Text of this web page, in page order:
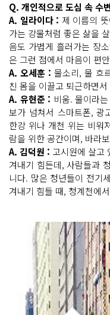
Q. 개인적으로 도심 속 수
A. 일라이다 : 제 이름의
가는 강물처럼 좋은 삶을
음도 가볍게 흘러가는 장
은 그런 점에서 마음이 편
A. 오세훈 : 물소리, 물 흐
친 몸을 이끌고 퇴근하면
A. 유현준 : 비움. 물이라
보가 넘쳐서 스마트폰, 광
한강 위나 개천 위는 비워
람을 위한 공간이며, 바라
A. 김덕원 : 고시원에 살고
겨내기 힘든데, 사람들과
니다. 많은 청년들이 전기
겨내기 힘들 때, 청계천에